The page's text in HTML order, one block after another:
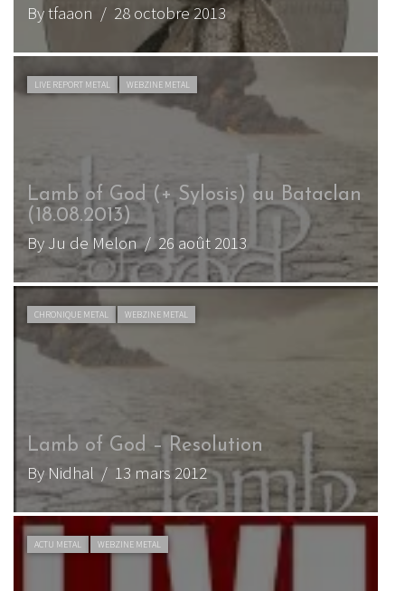
By tfaaon / 28 octobre 2013
LIVE REPORT METAL WEBZINE METAL
Lamb of God (+ Sylosis) au Bataclan
(18.08.2013)
By Ju de Melon/ 26 août 2013
CHRONIQUE METAL WEBZINE METAL
Lamb of God – Resolution
By Nidhal / 13 mars 2012
ACTU METAL WEBZINE METAL